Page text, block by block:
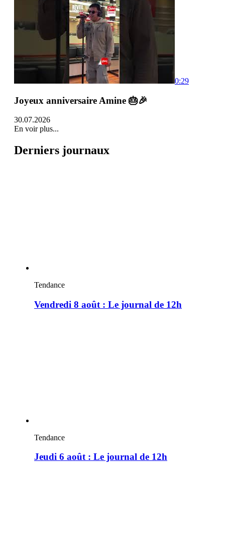
0:29
Joyeux anniversaire Amine 🎂🎉
30.07.2026
En voir plus...
Derniers journaux
Tendance
Vendredi 8 août : Le journal de 12h
Tendance
Jeudi 6 août : Le journal de 12h